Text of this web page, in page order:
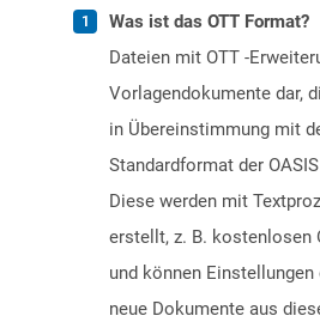
Was ist das OTT Format?
Dateien mit OTT -
Vorlagendokumente dar,
in Übereinstimmung mit
Standardformat der
Diese werden mit
erstellt, z. B. kostenlosen
und können
neue Dokumente aus